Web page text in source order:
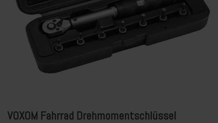
VOXOM Fahrrad Drehmomentschlüssel